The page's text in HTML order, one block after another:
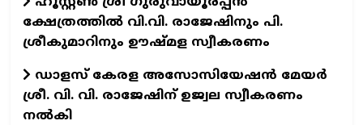
ക്ഷേത്രത്തിൽ വി.വി. രാജേഷിനും പി.
ശ്രീകുമാറിനും ഊഷ്മള സ്വീകരണം
ഡാളസ് കേരള അസോസിയേഷൻ മേയർ
ശ്രീ. വി. വി. രാജേഷിന് ഉജ്വല സ്വീകരണം
നൽകി